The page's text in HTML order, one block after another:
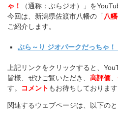
ゃ！
（通称：ぶらジオ）」を
今回は、新潟県佐渡市八幡の「 八
ご紹介 します。
ぶら～り ジオパークだっちゃ
上記リンクをクリックすると、
皆様、ぜひご覧いただき、 高評価
す。
コメント もお待ちしております
関連するウェブページは、以下のと